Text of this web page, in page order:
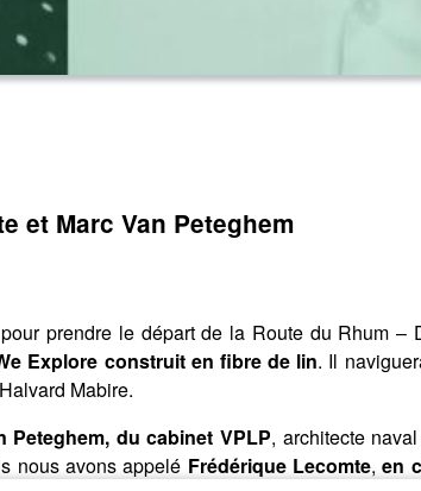
et Marc Van Peteghem
prendre le départ de la Route du Rhum –
Explore construit en fibre de lin. Il
Mabire.
Peteghem, du cabinet VPLP, architecte
nous avons appelé Frédérique Lecomte,en